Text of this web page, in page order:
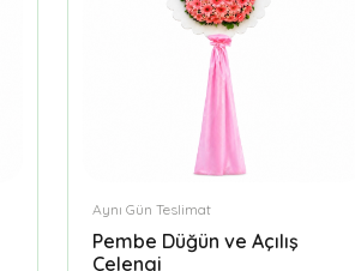
Aynı Gün Teslimat
Pembe Düğün ve Açılış
Çelengi